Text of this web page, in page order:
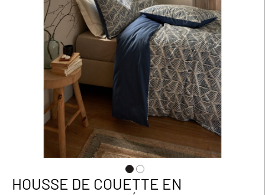
Passer
au
HOUSSE DE COUETTE EN